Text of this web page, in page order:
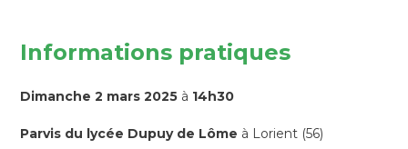
Informations pratiques
Dimanche 2 mars 2025 à 14h30
Parvis du lycée Dupuy de Lôme à Lorient (56)